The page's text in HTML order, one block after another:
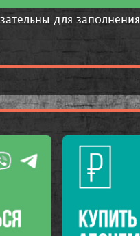
для заполнения